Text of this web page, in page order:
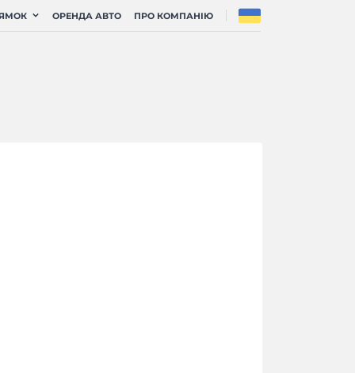
ОРЕНДА АВТО ПРО КОМПАНІЮ